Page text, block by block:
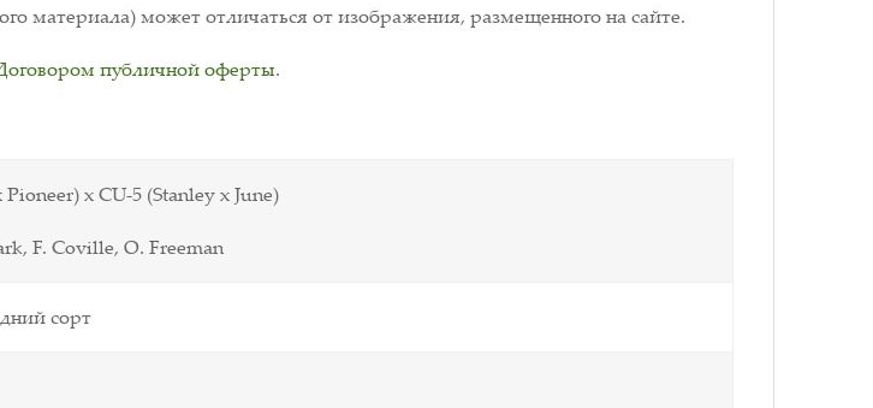
материала) может отличаться от изображения, размещенного на сайте.
публичной оферты.
x CU-5 (Stanley x June)
F. Coville, O. Freeman
сорт